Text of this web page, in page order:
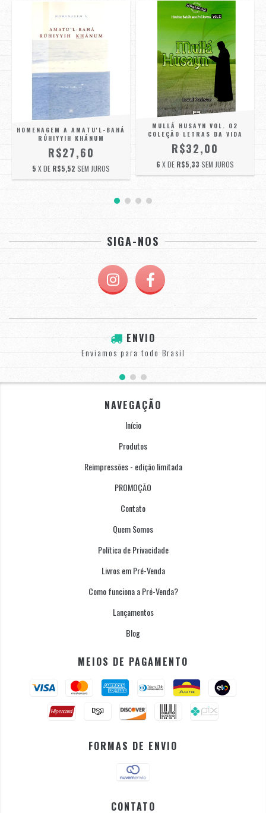
HOMENAGEM A AMATU'L-BAHÁ
RÚHIYYIH KHÁNUM
R$27,60
5 X DE R$5,52 SEM JUROS
MULLÁ HUSAYN VOL. 02
COLEÇÃO LETRAS DA VIDA
R$32,00
6 X DE R$5,33 SEM JUROS
SIGA-NOS
ENVIO
Enviamos para todo Brasil
NAVEGAÇÃO
Início
Produtos
Reimpressões - edição limitada
PROMOÇÃO
Contato
Quem Somos
Política de Privacidade
Livros em Pré-Venda
Como funciona a Pré-Venda?
Lançamentos
Blog
MEIOS DE PAGAMENTO
FORMAS DE ENVIO
CONTATO